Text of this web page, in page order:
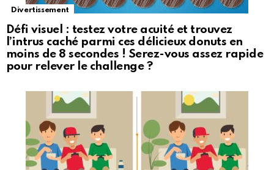
Divertissement
Défi visuel : testez votre acuité et trouvez
l’intrus caché parmi ces délicieux donuts en
moins de 8 secondes ! Serez-vous assez rapide
pour relever le challenge ?